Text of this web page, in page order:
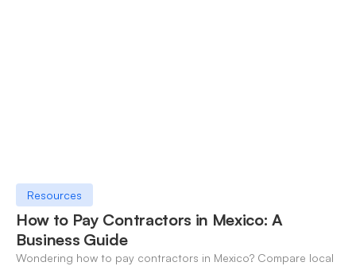
Resources
How to Pay Contractors in Mexico: A
Business Guide
Wondering how to pay contractors in Mexico? Compare local